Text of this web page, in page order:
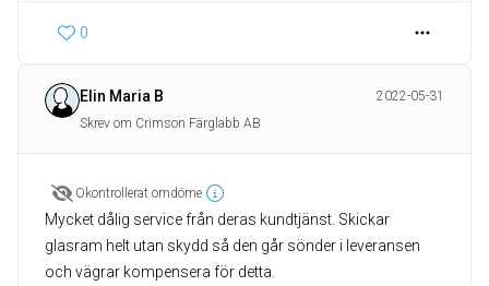
0
Elin Maria B
2022-05-31
Skrev om Crimson Färglabb AB
Okontrollerat omdöme
Mycket dålig service från deras kundtjänst. Skickar
glasram helt utan skydd så den går sönder i leveransen
och vägrar kompensera för detta.